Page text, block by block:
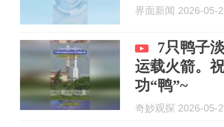
界面新闻 2026-05-
7只鸭子
运载火箭。
功“鸭”~
奇妙观探 2026-05-